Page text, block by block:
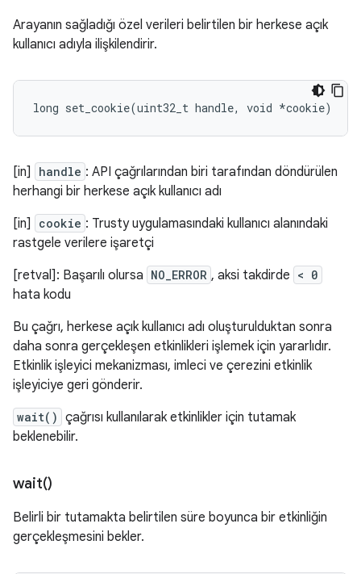
Arayanın sağladığı özel verileri belirtilen bir herkese açık
kullanıcı adıyla ilişkilendirir.
long set_cookie(uint32_t handle, void *cookie)
[in] handle : API çağrılarından biri tarafından döndürülen
herhangi bir herkese açık kullanıcı adı
[in]
cookie : Trusty uygulamasındaki kullanıcı alanındaki
rastgele verilere işaretçi
[retval]: Başarılı olursa NO_ERROR , aksi takdirde < 0
hata kodu
Bu çağrı, herkese açık kullanıcı adı oluşturulduktan sonra
daha sonra gerçekleşen etkinlikleri işlemek için yararlıdır.
Etkinlik işleyici mekanizması, imleci ve çerezini etkinlik
işleyiciye geri gönderir.
wait() çağrısı kullanılarak etkinlikler için tutamak
beklenebilir.
wait()
Belirli bir tutamakta belirtilen süre boyunca bir etkinliğin
gerçekleşmesini bekler.